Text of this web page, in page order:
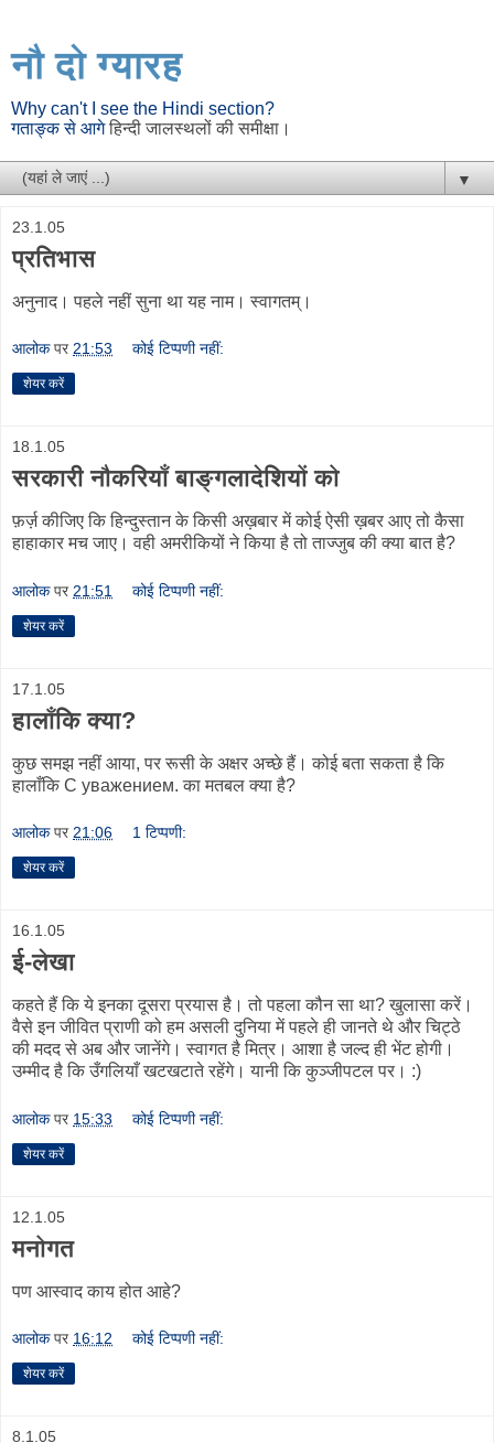
नौ दो ग्यारह
Why can't I see the Hindi section?
गताङ्क से आगेहिन्दी जालस्थलों की समीक्षा।
▼
23.1.05
प्रतिभास
अनुनाद। पहले नहीं सुना था यह नाम। स्वागतम्।
आलोक पर21:53 कोई टिप्पणी नहीं:
शेयर करें
18.1.05
सरकारी नौकरियाँ बाङ्गलादेशियों को
फ़र्ज़ कीजिए कि हिन्दुस्तान के किसी अख़बार में कोई ऐसी ख़बर आए तो कैसा
हाहाकार मच जाए। वही अमरीकियों ने किया है तो ताज्जुब की क्या बात है?
आलोक पर 21:51 कोई टिप्पणी नहीं:
शेयर करें
17.1.05
हालाँकि क्या?
कुछ समझ नहीं आया, पर रूसी के अक्षर अच्छे हैं। कोई बता सकता है कि
हालाँकि С уважением. का मतबल क्या है?
आलोक पर21:06 1 टिप्पणी:
शेयर करें
16.1.05
ई-लेखा
कहते हैं कि ये इनका दूसरा प्रयास है। तो पहला कौन सा था? खुलासा करें।
वैसे इन जीवित प्राणी को हम असली दुनिया में पहले ही जानते थे और चिट्ठे
की मदद से अब और जानेंगे। स्वागत है मित्र। आशा है जल्द ही भेंट होगी।
उम्मीद है कि उँगलियाँ खटखटाते रहेंगे। यानी कि कुञ्जीपटल पर। :)
आलोक पर 15:33 कोई टिप्पणी नहीं:
शेयर करें
12.1.05
मनोगत
पण आस्वाद काय होत आहे?
आलोक पर 16:12 कोई टिप्पणी नहीं:
शेयर करें
8.1.05